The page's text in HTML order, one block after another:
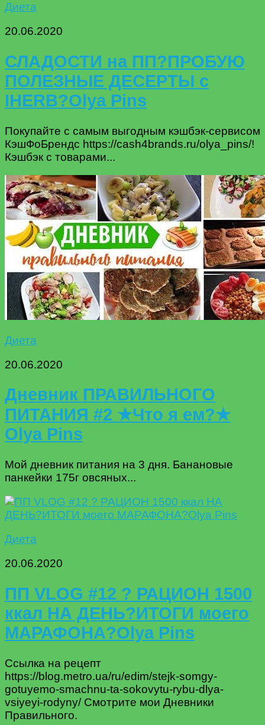
Диета
20.06.2020
СЛАДОСТИ на ПП?ПРОБУЮ
ПОЛЕЗНЫЕ ДЕСЕРТЫ с
IHERB?Olya Pins
Покупайте с самым выгодным кэшбэк-сервисом
КэшФоБрендс https://cash4brands.ru/olya_pins/!
Кэшбэк с товарами...
Диета
20.06.2020
Дневник ПРАВИЛЬНОГО
ПИТАНИЯ #2 ★Что я ем?★
Olya Pins
Мой дневник питания на 3 дня. Банановые
панкейки 175г овсяных...
Диета
20.06.2020
ПП VLOG #12 ? РАЦИОН 1500
ккал НА ДЕНЬ?ИТОГИ моего
МАРАФОНА?Olya Pins
Ссылка на рецепт
https://blog.metro.ua/ru/edim/stejk-somgy-
gotuyemo-smachnu-ta-sokovytu-rybu-dlya-
vsiyeyi-rodyny/ Смотрите мои Дневники
Правильного.